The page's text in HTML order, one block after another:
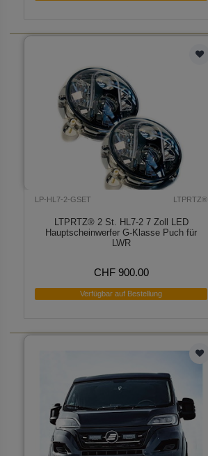
LP-HL7-2-GSET LTPRTZ®
LTPRTZ® 2 St. HL7-2 7 Zoll LED
Hauptscheinwerfer G-Klasse Puch für
LWR
CHF 900.00
Verfügbar auf Bestellung